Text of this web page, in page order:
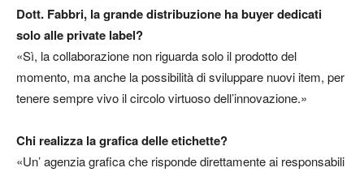
Dott. Fabbri, la grande distribuzione ha buyer dedicati
solo alle private label?
«Sì, la collaborazione non riguarda solo il prodotto del
momento, ma anche la possibilità di sviluppare nuovi item, per
tenere sempre vivo il circolo virtuoso dell’innovazione.»
Chi realizza la grafica delle etichette?
«Un’ agenzia grafica che risponde direttamente ai responsabili